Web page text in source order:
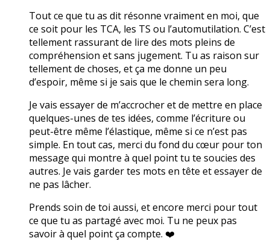
Tout ce que tu as dit résonne vraiment en moi, que
ce soit pour les TCA, les TS ou l’automutilation. C’est
tellement rassurant de lire des mots pleins de
compréhension et sans jugement. Tu as raison sur
tellement de choses, et ça me donne un peu
d’espoir, même si je sais que le chemin sera long.
Je vais essayer de m’accrocher et de mettre en place
quelques-unes de tes idées, comme l’écriture ou
peut-être même l’élastique, même si ce n’est pas
simple. En tout cas, merci du fond du cœur pour ton
message qui montre à quel point tu te soucies des
autres. Je vais garder tes mots en tête et essayer de
ne pas lâcher.
Prends soin de toi aussi, et encore merci pour tout
ce que tu as partagé avec moi. Tu ne peux pas
savoir à quel point ça compte. ❤️